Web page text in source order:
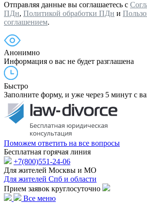
Отправляя данные вы соглашаетесь с
ПДн, Политикой обработки ПДн и
соглашением.
Анонимно
Информация о вас не будет разглашена
Быстро
Заполните форму, и уже через 5 минут с
Поможем ответить на все вопросы
Бесплатная горячая линия
+7(800)551-24-06
Для жителей Москвы и МО
Для жителей Спб и области
Прием заявок круглосуточно
Все меню